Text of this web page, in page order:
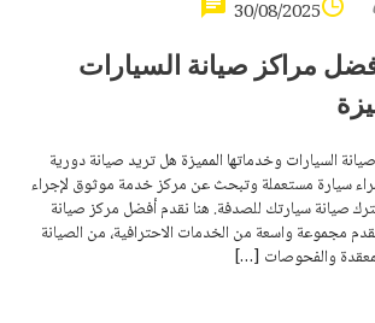
30/08/2025
مراكز صيانة السيارات
السيارات وخدماتها المميزة هل تريد صيانة دورية
سيارة مستعملة وتبحث عن مركز خدمة موثوق لإجراء
صيانة سيارتك للصدفة. هنا نقدم أفضل مركز صيانة
مجموعة واسعة من الخدمات الاحترافية، من الصيانة
والفحوصات […]